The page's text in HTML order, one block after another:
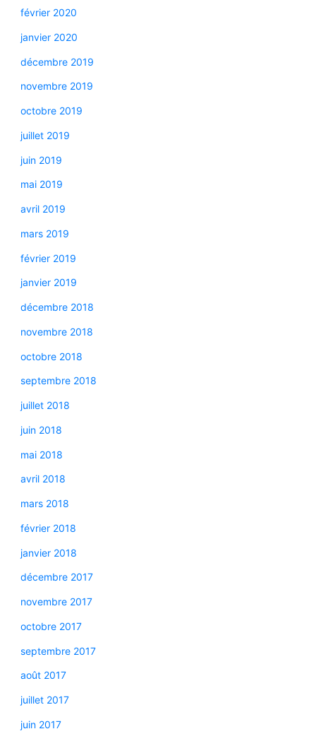
février 2020
janvier 2020
décembre 2019
novembre 2019
octobre 2019
juillet 2019
juin 2019
mai 2019
avril 2019
mars 2019
février 2019
janvier 2019
décembre 2018
novembre 2018
octobre 2018
septembre 2018
juillet 2018
juin 2018
mai 2018
avril 2018
mars 2018
février 2018
janvier 2018
décembre 2017
novembre 2017
octobre 2017
septembre 2017
août 2017
juillet 2017
juin 2017